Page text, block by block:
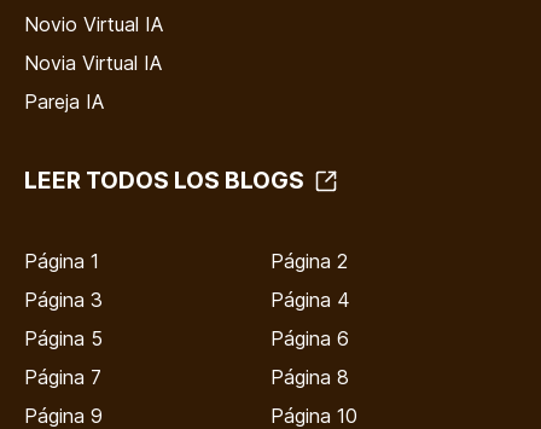
Novio Virtual IA
Novia Virtual IA
Pareja IA
LEER TODOS LOS BLOGS
Página 1
Página 2
Página 3
Página 4
Página 5
Página 6
Página 7
Página 8
Página 9
Página 10